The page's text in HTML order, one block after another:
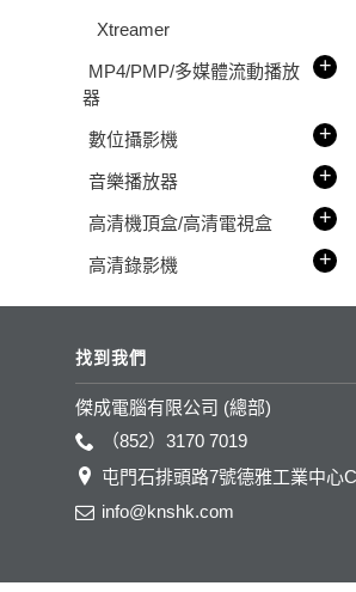
Xtreamer
MP4/PMP/多媒體流動播放
器
+
數位攝影機 +
音樂播放器 +
高清機頂盒/高清電視盒 +
高清錄影機 +
找到我們
傑成電腦有限公司 (總部)
（852）3170 7019
屯門石排頭路7號德雅工業中心
info@knshk.com